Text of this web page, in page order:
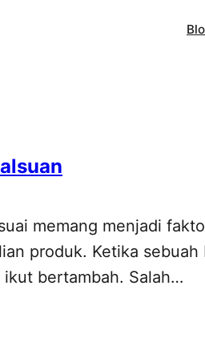
memang menjadi
produk. Ketika sebuah
bertambah. Salah…